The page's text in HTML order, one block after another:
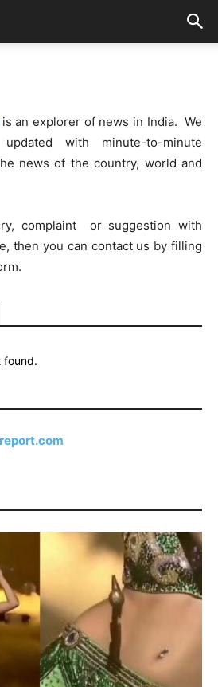
is an explorer of news in India. We
with minute-to-minute
news of the country, world and
complaint or suggestion with
then you can contact us by filling
found.